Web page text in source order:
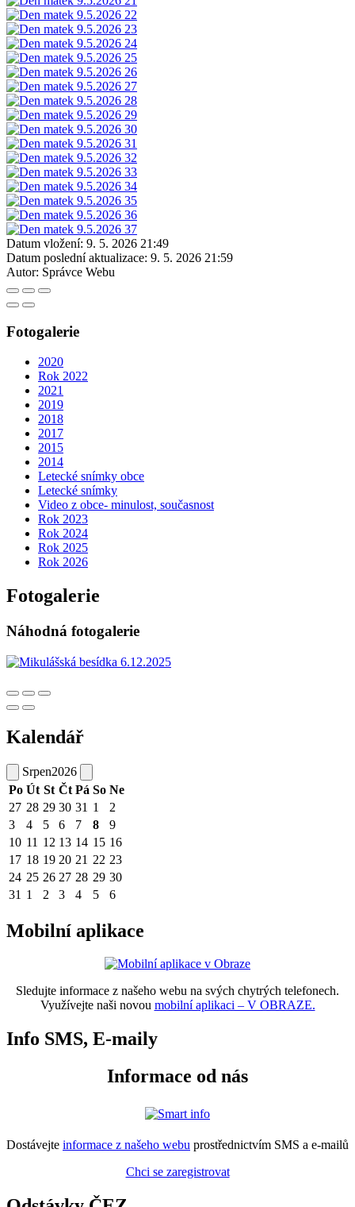
Datum vložení: 9. 5. 2026 21:49
Datum poslední aktualizace: 9. 5. 2026 21:59
Autor: Správce Webu
Fotogalerie
2020
Rok 2022
2021
2019
2018
2017
2015
2014
Letecké snímky obce
Letecké snímky
Video z obce- minulost, současnost
Rok 2023
Rok 2024
Rok 2025
Rok 2026
Fotogalerie
Náhodná fotogalerie
Kalendář
Srpen2026
Po Út St Čt Pá So Ne
27 28 29 30 31 1
2
3
4 5 6 7 8
9
10 11 12 13 14 15 16
17 18 19 20 21 22 23
24 25 26 27 28 29 30
31 1 2 3 4 5 6
Mobilní aplikace
Sledujte informace z našeho webu na svých chytrých telefonech.
Využívejte naši novou mobilní aplikaci – V OBRAZE.
Info SMS, E-maily
Informace od nás
Dostávejte informace z našeho webu prostřednictvím SMS a e-mailů
Chci se zaregistrovat